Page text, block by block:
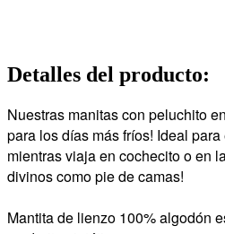
Detalles del producto:
Nuestras manitas con peluchito
para los días más fríos! Ideal
mientras viaja en cochecito o en
divinos como pie de camas!
Mantita de lienzo 100% algodón